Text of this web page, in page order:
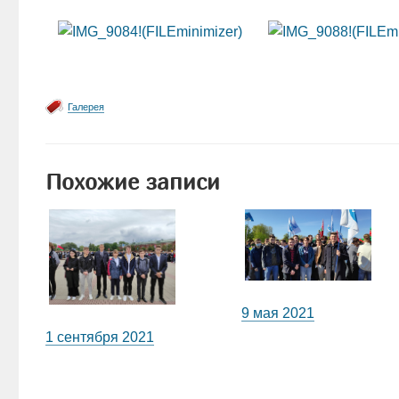
Галерея
Похожие записи
1 сентября 2021
9 мая 2021